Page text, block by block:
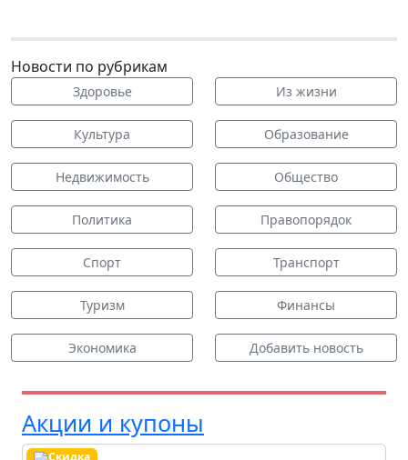
Новости по рубрикам
Здоровье Из жизни
Культура Образование
Недвижимость Общество
Политика Правопорядок
Спорт Транспорт
Туризм Финансы
Экономика Добавить новость
Акции и купоны